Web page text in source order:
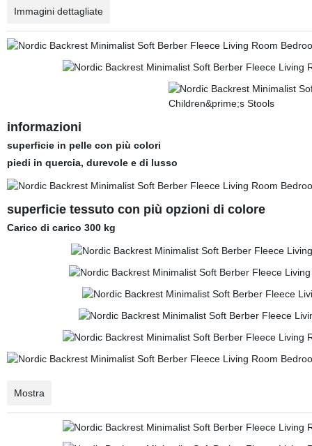
Immagini dettagliate
informazioni
superficie in pelle con più colori
piedi in quercia, durevole e di lusso
superficie tessuto con più opzioni di colore
Carico di carico 300 kg
Mostra